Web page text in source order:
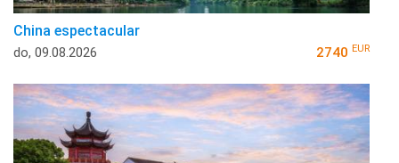
China espectacular
do, 09.08.2026 2740 EUR